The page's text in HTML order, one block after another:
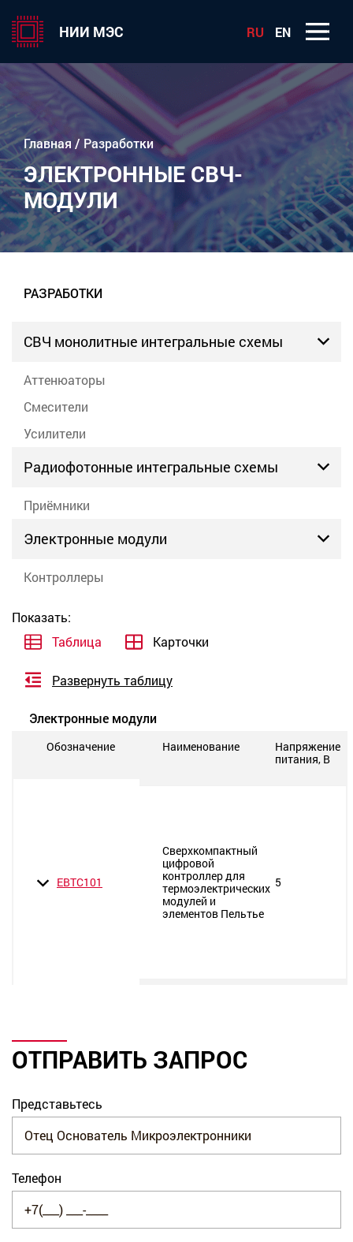
НИИ МЭС RU EN
Главная / Разработки
ЭЛЕКТРОННЫЕ СВЧ-
МОДУЛИ
РАЗРАБОТКИ
СВЧ монолитные интегральные схемы
Аттенюаторы
Смесители
Усилители
Радиофотонные интегральные схемы
Приёмники
Электронные модули
Контроллеры
Показать:
Таблица
Карточки
Развернуть таблицу
Электронные модули
Обозначение Наименование
Напряжение
питания, В
ЕВТС101
Сверхкомпактный
цифровой
контроллер для
термоэлектрических
модулей и
элементов Пельтье
5
ОТПРАВИТЬ ЗАПРОС
Представьтесь
Телефон